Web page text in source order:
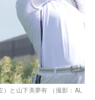
と山下美夢有 （撮影：AL